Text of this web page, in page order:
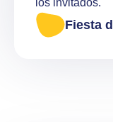
los invitados.
Fiesta